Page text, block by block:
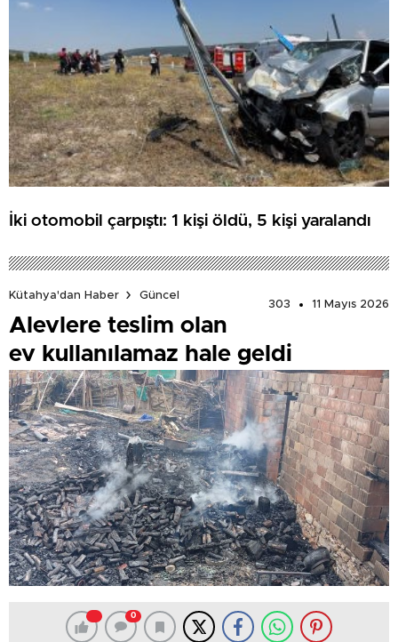
İki otomobil çarpıştı: 1 kişi öldü, 5 kişi yaralandı
Kütahya'dan Haber
Güncel
303
11 Mayıs 2026
Alevlere teslim olan
ev kullanılamaz hale geldi
0